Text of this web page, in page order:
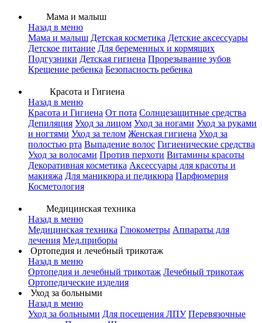
Мама и малыш
Назад в меню
Мама и малыш Детская косметика Детские аксессуары
Детское питание Для беременных и кормящих
Подгузники Детская гигиена Прорезывание зубов
Крещение ребенка Безопасность ребенка
Красота и Гигиена
Назад в меню
Красота и Гигиена От пота Солнцезащитные средства
Депиляция Уход за лицом Уход за ногами Уход за руками
и ногтями Уход за телом Женская гигиена Уход за
полостью рта Выпадение волос Гигиенические средства
Уход за волосами Против перхоти Витамины красоты
Декоративная косметика Аксессуары для красоты и
макияжа Для маникюра и педикюра Парфюмерия
Косметология
Медицинская техника
Назад в меню
Медицинская техника Глюкометры Аппараты для
лечения Мед.приборы
Ортопедия и лечебный трикотаж
Назад в меню
Ортопедия и лечебный трикотаж Лечебный трикотаж
Ортопедические изделия
Уход за больными
Назад в меню
Уход за больными Для посещения ЛПУ Перевязочные